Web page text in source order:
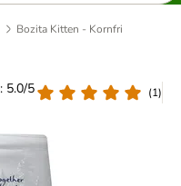
Bozita Kitten - Kornfri
5.0/5
(1)